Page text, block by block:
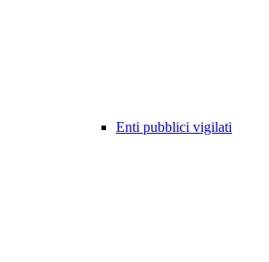
Enti pubblici vigilati